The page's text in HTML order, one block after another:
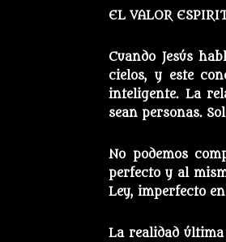
EL VALOR
Cuando Jesús
cielos, y este
inteligente. La
sean personas.
No podemos
perfecto y al
Ley, imperfecto
La realidad